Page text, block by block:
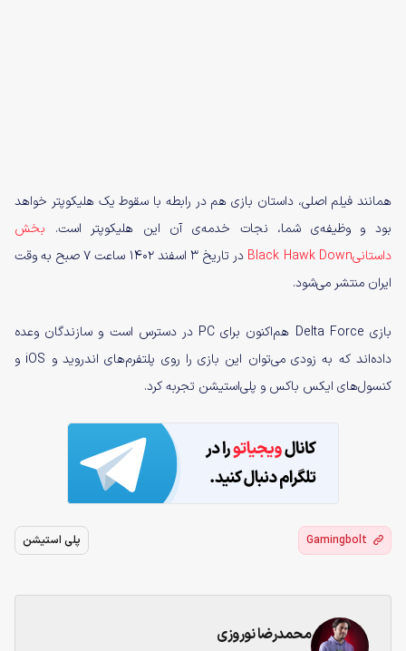
همانند فیلم اصلی، داستان بازی هم در رابطه با سقوط یک هلیکوپتر خواهد
بود و وظیفه‌ی شما، نجات خدمه‌ی آن این هلیکوپتر است. بخش
داستانیBlack Hawk Down
در تاریخ ۳ اسفند ۱۴۰۲ ساعت ۷ صبح به وقت
ایران منتشر می‌شود.
بازی Delta Force هم‌اکنون برای PC در دسترس است و سازندگان وعده
داده‎‌‎اند که به زودی می‌توان این بازی را روی پلتفرم‌های اندروید و iOS و
کنسول‌های ایکس باکس و پلی‌استیشن تجربه کرد.
Gamingbolt پلی استیشن
محمدرضا نوروزی